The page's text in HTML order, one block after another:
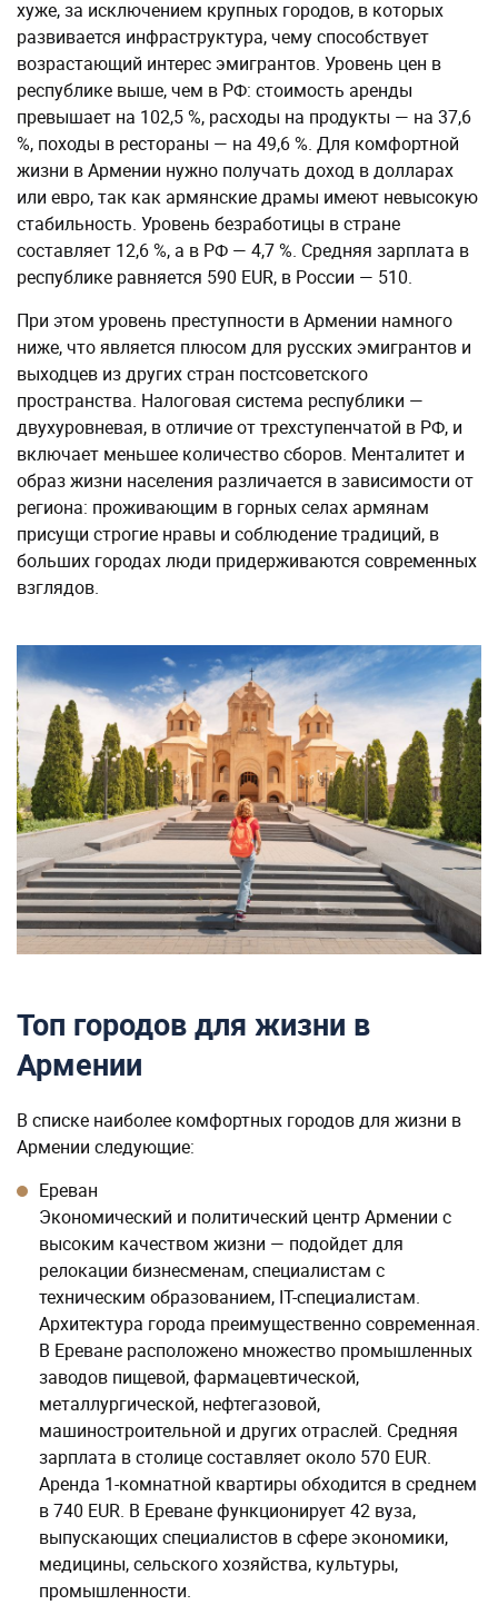
хуже, за исключением крупных городов, в которых
развивается инфраструктура, чему способствует
возрастающий интерес эмигрантов. Уровень цен в
республике выше, чем в РФ: стоимость аренды
превышает на 102,5 %, расходы на продукты — на 37,6
%, походы в рестораны — на 49,6 %. Для комфортной
жизни в Армении нужно получать доход в долларах
или евро, так как армянские драмы имеют невысокую
стабильность. Уровень безработицы в стране
составляет 12,6 %, а в РФ — 4,7 %. Средняя зарплата в
республике равняется 590 EUR, в России — 510.
При этом уровень преступности в Армении намного
ниже, что является плюсом для русских эмигрантов и
выходцев из других стран постсоветского
пространства. Налоговая система республики —
двухуровневая, в отличие от трехступенчатой в РФ, и
включает меньшее количество сборов. Менталитет и
образ жизни населения различается в зависимости от
региона: проживающим в горных селах армянам
присущи строгие нравы и соблюдение традиций, в
больших городах люди придерживаются современных
взглядов.
Топ городов для жизни в
Армении
В списке наиболее комфортных городов для жизни в
Армении следующие:
Ереван
Экономический и политический центр Армении с
высоким качеством жизни — подойдет для
релокации бизнесменам, специалистам с
техническим образованием, IT-специалистам.
Архитектура города преимущественно современная.
В Ереване расположено множество промышленных
заводов пищевой, фармацевтической,
металлургической, нефтегазовой,
машиностроительной и других отраслей. Средняя
зарплата в столице составляет около 570 EUR.
Аренда 1-комнатной квартиры обходится в среднем
в 740 EUR. В Ереване функционирует 42 вуза,
выпускающих специалистов в сфере экономики,
медицины, сельского хозяйства, культуры,
промышленности.